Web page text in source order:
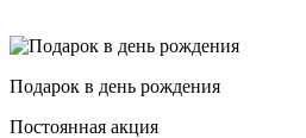
Подарок в день рождения
Постоянная акция